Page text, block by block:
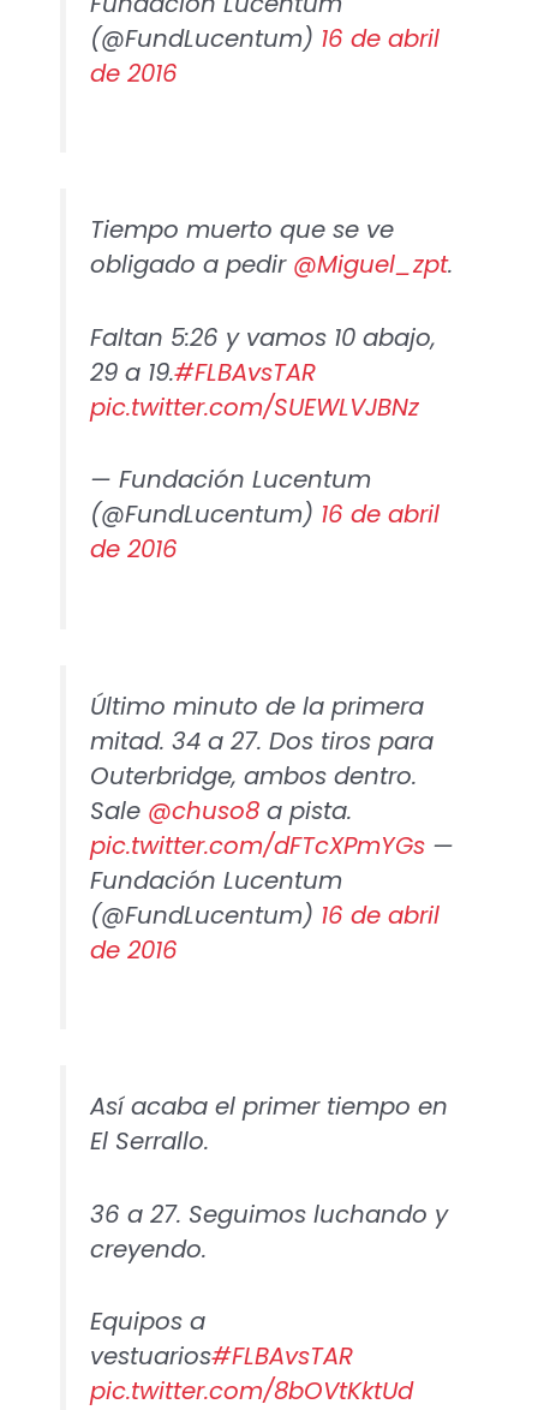
(@FundLucentum) 16 de abril
de 2016
Tiempo muerto que se ve
obligado a pedir @Miguel_zpt.
Faltan 5:26 y vamos 10 abajo,
29 a 19.#FLBAvsTAR
pic.twitter.com/SUEWLVJBNz
— Fundación Lucentum
(@FundLucentum) 16 de abril
de 2016
Último minuto de la primera
mitad. 34 a 27. Dos tiros para
Outerbridge, ambos dentro.
Sale @chuso8a pista.
pic.twitter.com/dFTcXPmYGs—
Fundación Lucentum
(@FundLucentum) 16 de abril
de 2016
Así acaba el primer tiempo en
El Serrallo.
36 a 27. Seguimos luchando y
creyendo.
Equipos a
vestuarios#FLBAvsTAR
pic.twitter.com/8bOVtKktUd